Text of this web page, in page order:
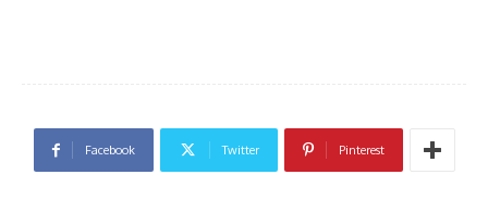
Facebook Twitter Pinterest